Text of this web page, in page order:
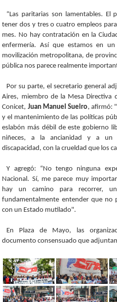
“Las paritarias son lamentables. El
tener dos y tres o cuatro empleos
mes. No hay contratación en la
enfermería. Así que estamos en
movilización metropolitana, de
pública nos parece realmente
Por su parte, el secretario general
Aires, miembro de la Mesa Directiva
Conicet, Juan Manuel Sueiro, afirmó:
y el mantenimiento de las políticas
eslabón más débil de este gobierno
niñeces, a la ancianidad y a un
discapacidad, con la crueldad que los
Y agregó: “No tengo ninguna
Nacional. Sí, me parece muy
hay un camino para recorrer,
fundamentalmente entender que no
con un Estado mutilado".
En Plaza de Mayo, las
documento consensuado que